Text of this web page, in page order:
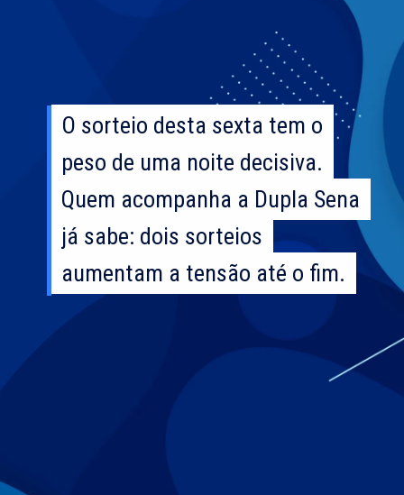
O sorteio desta sexta tem o
peso de uma noite decisiva.
Quem acompanha a Dupla Sena
já sabe: dois sorteios
aumentam a tensão até o fim.
O sorteio desta sexta tem o
peso de uma noite decisiva.
Quem acompanha a Dupla Sena
já sabe: dois sorteios
aumentam a tensão até o fim.